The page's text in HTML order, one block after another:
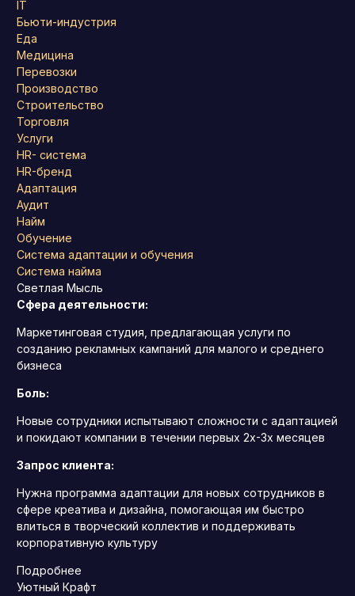
IT
Бьюти-индустрия
Еда
Медицина
Перевозки
Производство
Строительство
Торговля
Услуги
HR- система
HR-бренд
Адаптация
Аудит
Найм
Обучение
Система адаптации и обучения
Система найма
Светлая Мысль
Сфера деятельности:
Маркетинговая студия, предлагающая услуги по
созданию рекламных кампаний для малого и среднего
бизнеса
Боль:
Новые сотрудники испытывают сложности с адаптацией
и покидают компании в течении первых 2х-3х месяцев
Запрос клиента:
Нужна программа адаптации для новых сотрудников в
сфере креатива и дизайна, помогающая им быстро
влиться в творческий коллектив и поддерживать
корпоративную культуру
Подробнее
Уютный Крафт